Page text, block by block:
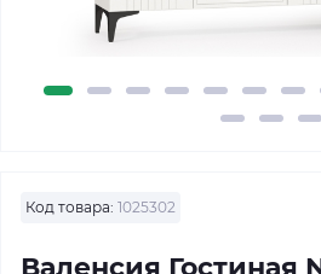
Код товара: 1025302
Валенсия Гостиная